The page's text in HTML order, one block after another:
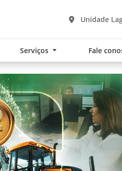
Unidade
Serviços Fale